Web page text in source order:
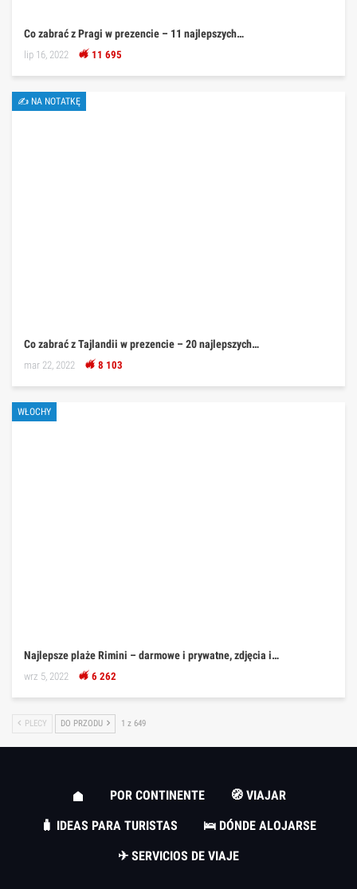
Co zabrać z Pragi w prezencie – 11 najlepszych…
lip 16, 2022 11 695
✍ NA NOTATKĘ
Co zabrać z Tajlandii w prezencie – 20 najlepszych…
mar 22, 2022 8 103
WŁOCHY
Najlepsze plaże Rimini – darmowe i prywatne, zdjęcia i…
wrz 5, 2022 6 262
PLECY DO PRZODU 1 z 649
POR CONTINENTE
🧭 VIAJAR
🧳 IDEAS PARA TURISTAS
🛌 DÓNDE ALOJARSE
✈ SERVICIOS DE VIAJE